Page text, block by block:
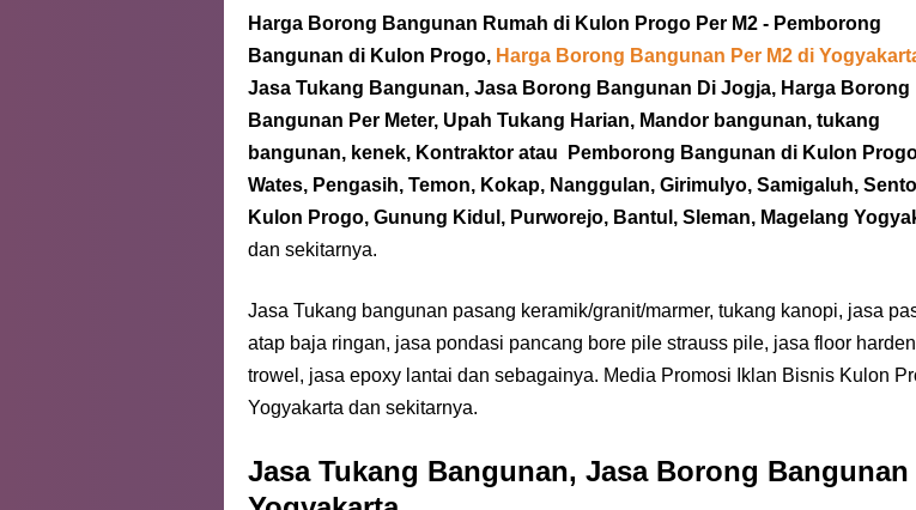
Harga Borong Bangunan Rumah di Kulon Progo Per M2 - Pemborong
Bangunan di Kulon Progo, Harga Borong Bangunan Per M2 di
Jasa Tukang Bangunan, Jasa Borong Bangunan Di Jogja, Harga Borong
Bangunan Per Meter, Upah Tukang Harian, Mandor bangunan, tukang
bangunan, kenek, Kontraktor atau
Pemborong Bangunan di Kulon
Wates, Pengasih, Temon, Kokap, Nanggulan, Girimulyo, Samigaluh,
Kulon Progo, Gunung Kidul, Purworejo, Bantul, Sleman, Magelang
dan sekitarnya.
Jasa Tukang bangunan pasang keramik/granit/marmer, tukang kanopi, jasa
atap baja ringan, jasa pondasi pancang bore pile strauss pile, jasa floor
trowel, jasa epoxy lantai dan sebagainya. Media Promosi Iklan Bisnis Kulon
Yogyakarta dan sekitarnya.
Jasa Tukang Bangunan, Jasa Borong Bangunan